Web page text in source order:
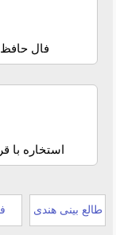
فال حافظ
استخاره با
طالع بینی هندی